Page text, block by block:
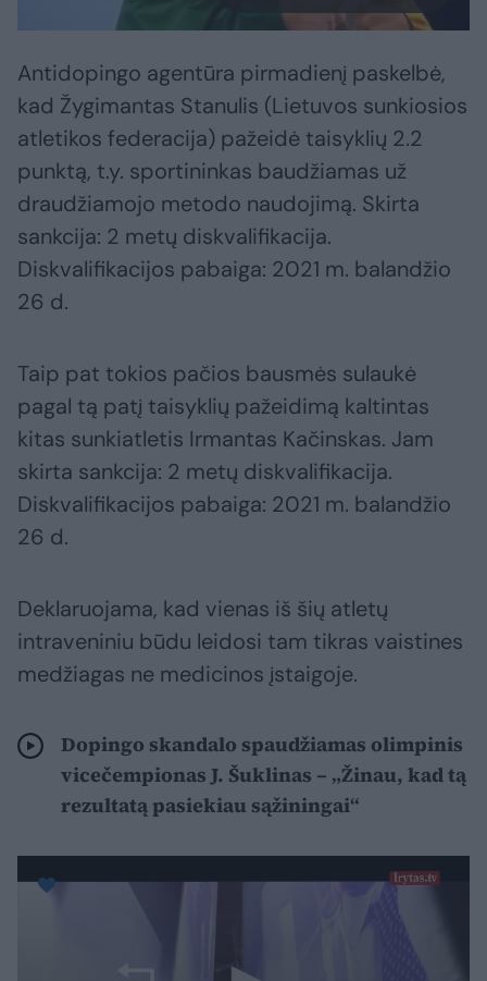
Antidopingo agentūra pirmadienį paskelbė,
kad Žygimantas Stanulis (Lietuvos sunkiosios
atletikos federacija) pažeidė taisyklių 2.2
punktą, t.y. sportininkas baudžiamas už
draudžiamojo metodo naudojimą. Skirta
sankcija: 2 metų diskvalifikacija.
Diskvalifikacijos pabaiga: 2021 m. balandžio
26 d.
Taip pat tokios pačios bausmės sulaukė
pagal tą patį taisyklių pažeidimą kaltintas
kitas sunkiatletis Irmantas Kačinskas. Jam
skirta sankcija: 2 metų diskvalifikacija.
Diskvalifikacijos pabaiga: 2021 m. balandžio
26 d.
Deklaruojama, kad vienas iš šių atletų
intraveniniu būdu leidosi tam tikras vaistines
medžiagas ne medicinos įstaigoje.
Dopingo skandalo spaudžiamas olimpinis
vicečempionas J. Šuklinas – „Žinau, kad tą
rezultatą pasiekiau sąžiningai“